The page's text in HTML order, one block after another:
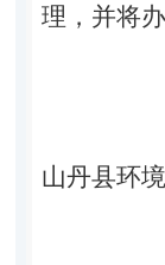
理，并将
山丹县环